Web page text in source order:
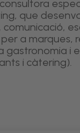
que
a marques,
gastronomia i
i càtering).